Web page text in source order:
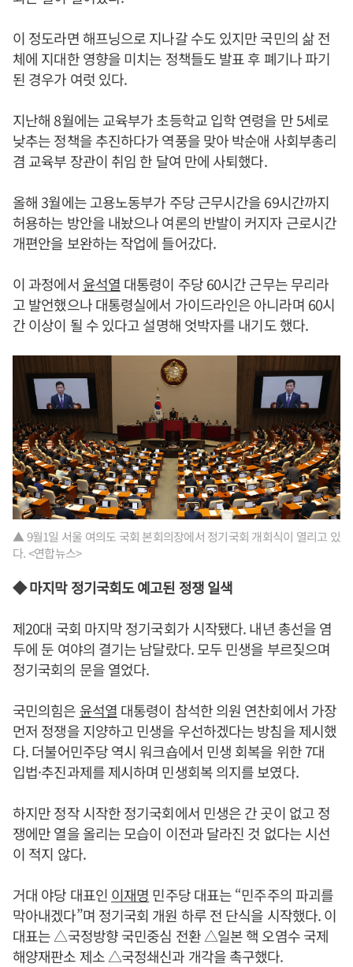
이 정도라면 해프닝으로 지나갈 수도 있지만 국민의 삶 전
체에 지대한 영향을 미치는 정책들도 발표 후 폐기나 파기
된 경우가 여럿 있다.
지난해 8월에는 교육부가 초등학교 입학 연령을 만 5세로
낮추는 정책을 추진하다가 역풍을 맞아 박순애 사회부총리
겸 교육부 장관이 취임 한 달여 만에 사퇴했다.
올해 3월에는 고용노동부가 주당 근무시간을 69시간까지
허용하는 방안을 내놨으나 여론의 반발이 커지자 근로시간
개편안을 보완하는 작업에 들어갔다.
이 과정에서 윤석열 대통령이 주당 60시간 근무는 무리라
고 발언했으나 대통령실에서 가이드라인은 아니라며 60시
간 이상이 될 수 있다고 설명해 엇박자를 내기도 했다.
▲ 9월1일 서울 여의도 국회 본회의장에서 정기국회 개회식이 열리고 있
다. <연합뉴스>
◆ 마지막 정기국회도 예고된 정쟁 일색
제20대 국회 마지막 정기국회가 시작됐다. 내년 총선을 염
두에 둔 여야의 결기는 남달랐다. 모두 민생을 부르짖으며
정기국회의 문을 열었다.
국민의힘은 윤석열 대통령이 참석한 의원 연찬회에서 가장
먼저 정쟁을 지양하고 민생을 우선하겠다는 방침을 제시했
다. 더불어민주당 역시 워크숍에서 민생 회복을 위한 7대
입법·추진과제를 제시하며 민생회복 의지를 보였다.
하지만 정작 시작한 정기국회에서 민생은 간 곳이 없고 정
쟁에만 열을 올리는 모습이 이전과 달라진 것 없다는 시선
이 적지 않다.
거대 야당 대표인 이재명 민주당 대표는 “민주주의 파괴를
막아내겠다”며 정기국회 개원 하루 전 단식을 시작했다. 이
대표는 △국정방향 국민중심 전환 △일본 핵 오염수 국제
해양재판소 제소 △국정쇄신과 개각을 촉구했다.